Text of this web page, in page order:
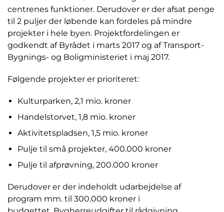
centrenes funktioner. Derudover er der afsat penge
til 2 puljer der løbende kan fordeles på mindre
projekter i hele byen. Projektfordelingen er
godkendt af Byrådet i marts 2017 og af Transport-
Bygnings- og Boligministeriet i maj 2017.
Følgende projekter er prioriteret:
Kulturparken, 2,1 mio. kroner
Handelstorvet, 1,8 mio. kroner
Aktivitetspladsen, 1,5 mio. kroner
Pulje til små projekter, 400.000 kroner
Pulje til afprøvning, 200.000 kroner
Derudover er der indeholdt udarbejdelse af
program mm. til 300.000 kroner i